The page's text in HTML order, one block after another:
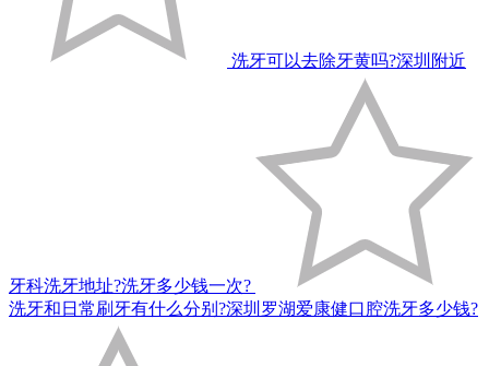
洗牙可以去除牙黄吗?深圳附近
牙科洗牙地址?洗牙多少钱一次?
洗牙和日常刷牙有什么分别?深圳罗湖爱康健口腔洗牙多少钱?